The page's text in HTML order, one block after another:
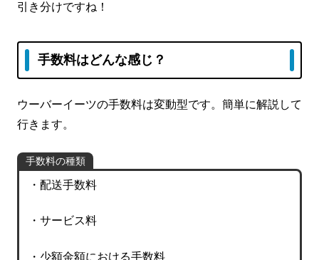
引き分けですね！
手数料はどんな感じ？
ウーバーイーツの手数料は変動型です。簡単に解説して
行きます。
手数料の種類
・配送手数料
・サービス料
・少額金額における手数料